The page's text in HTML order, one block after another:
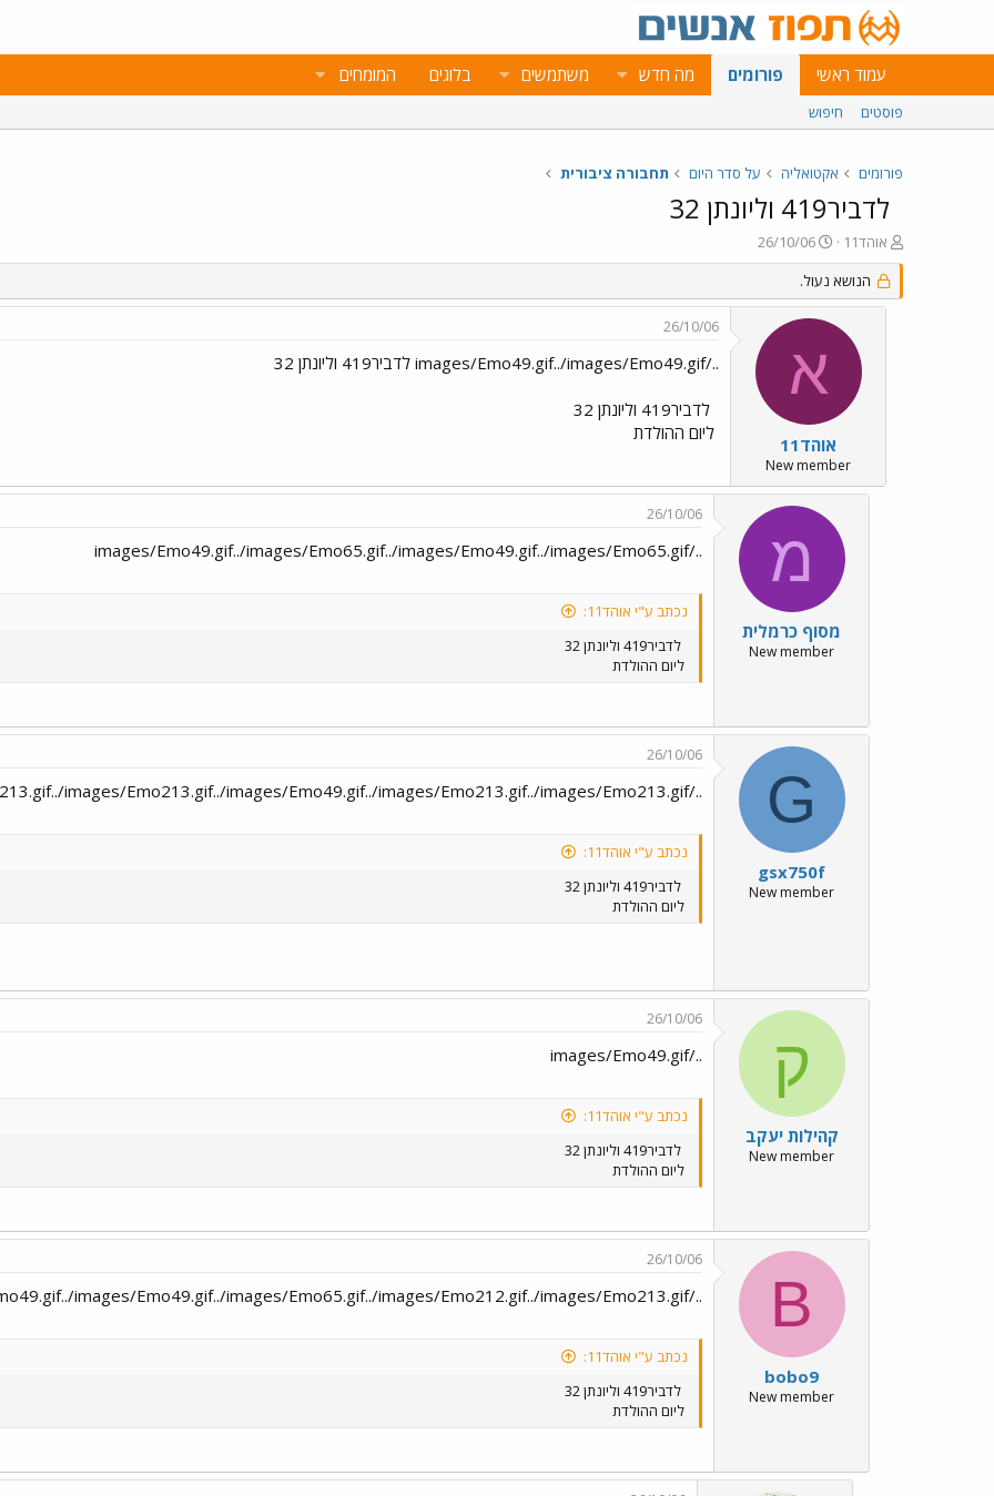
עמוד ראשי פורומים מה חדש משתמשים בלוגים המומחים
פוסטים חיפוש
פורומים אקטואליה על סדר היום תחבורה ציבורית
לדביר419 וליונתן 32
פ
ו
ת
ח
אוהד11
פ
ו
ר
ס
ם
א
י
ך
26/10/06
הנושא נעול.
א
אוהד11
New member
26/10/06
../images/Emo49.gif../images/Emo49.gif לדביר419 וליונתן 32
לדביר419 וליונתן 32
ליום ההולדת
מ
מסוף כרמלית
New member
26/10/06
../images/Emo49.gif../images/Emo65.gif../images/Emo49.gif../images/Emo65.gif
נכתב ע"י אוהד11:
לדביר419 וליונתן 32
ליום ההולדת
G
gsx750f
New member
26/10/06
../images/Emo213.gif../images/Emo213.gif../images/Emo49.gif../images/Emo213.gif../images/Emo213.gif
נכתב ע"י אוהד11:
לדביר419 וליונתן 32
ליום ההולדת
ק
קהילות יעקב
New member
26/10/06
../images/Emo49.gif
נכתב ע"י אוהד11:
לדביר419 וליונתן 32
ליום ההולדת
B
bobo9
New member
26/10/06
../images/Emo49.gif../images/Emo49.gif../images/Emo65.gif../images/Emo212.gif../images/Emo213.gif
נכתב ע"י אוהד11:
לדביר419 וליונתן 32
ליום ההולדת